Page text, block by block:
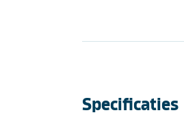
Specificaties